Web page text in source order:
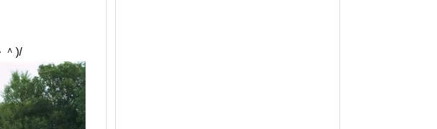
＾)/